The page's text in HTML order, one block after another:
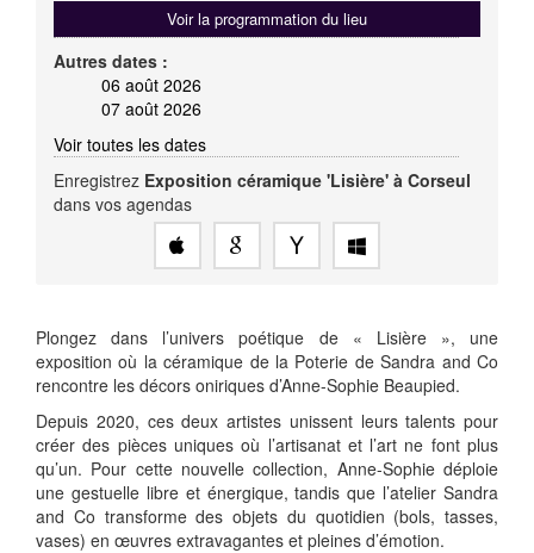
Voir la programmation du lieu
Autres dates :
06 août 2026
07 août 2026
Voir toutes les dates
Enregistrez Exposition céramique 'Lisière' à Corseul
dans vos agendas
Plongez dans l’univers poétique de « Lisière », une
exposition où la céramique de la Poterie de Sandra and Co
rencontre les décors oniriques d’Anne-Sophie Beaupied.
Depuis 2020, ces deux artistes unissent leurs talents pour
créer des pièces uniques où l’artisanat et l’art ne font plus
qu’un. Pour cette nouvelle collection, Anne-Sophie déploie
une gestuelle libre et énergique, tandis que l’atelier Sandra
and Co transforme des objets du quotidien (bols, tasses,
vases) en œuvres extravagantes et pleines d’émotion.